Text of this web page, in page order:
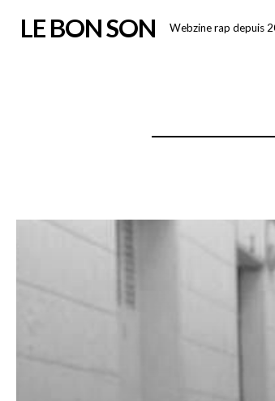
LE BON SON Webzine rap depuis